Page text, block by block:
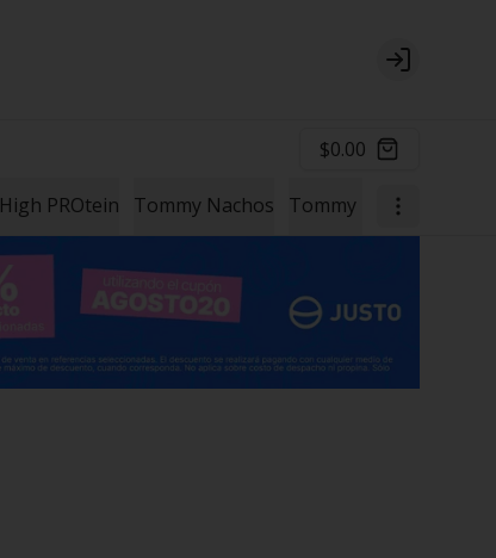
Login
$0.00
High PROtein Tommy Nachos Tommy Papas